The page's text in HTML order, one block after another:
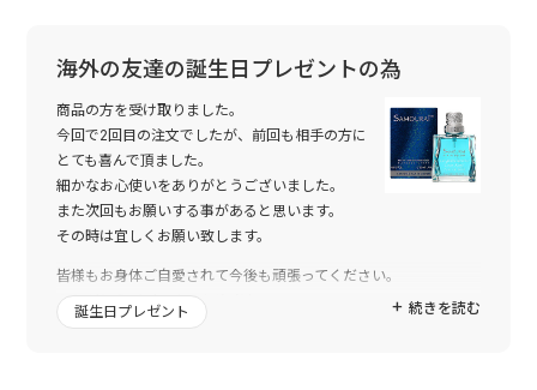
海外の友達の誕生日プレゼントの為
商品の方を受け取りました。
今回で2回目の注文でしたが、前回も相手の方に
とても喜んで頂ました。
細かなお心使いをありがとうございました。
また次回もお願いする事があると思います。
その時は宜しくお願い致します。
皆様もお身体ご自愛されて今後も頑張ってください。
ありがとうございました(^-^)/**
続きを読む
誕生日プレゼント